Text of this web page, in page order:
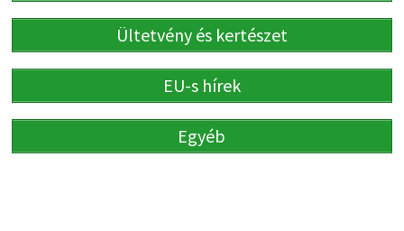
Ültetvény és kertészet
EU-s hírek
Egyéb